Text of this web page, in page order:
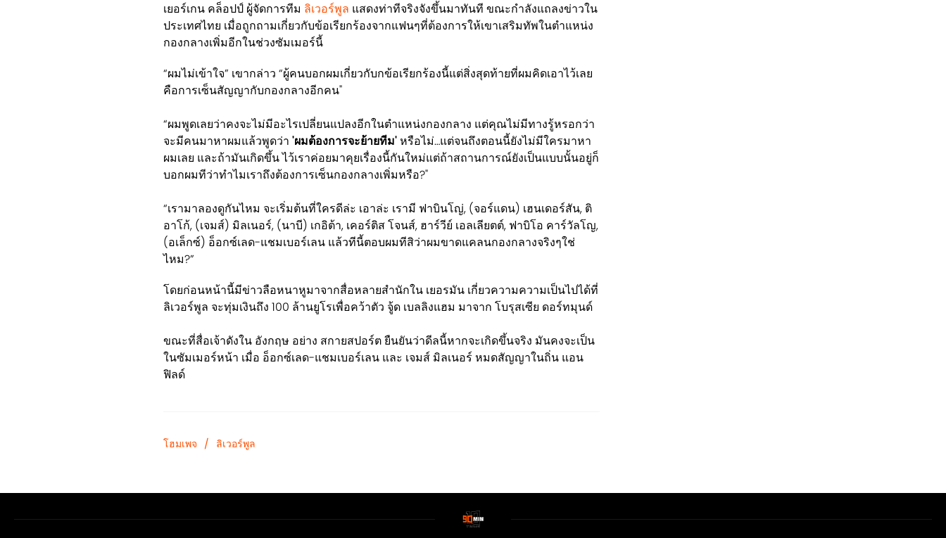
เยอร์เกน คล็อปป์ ผู้จัดการทีม ลิเวอร์พูล แสดงท่าทีจริงจังขึ้นมาทันที ขณะกำลังแถลงข่าวใน
ประเทศไทย เมื่อถูกถามเกี่ยวกับข้อเรียกร้องจากแฟนๆที่ต้องการให้เขาเสริมทัพในตำแหน่ง
กองกลางเพิ่มอีกในช่วงซัมเมอร์นี้
“ผมไม่เข้าใจ” เขากล่าว “ผู้คนบอกผมเกี่ยวกับกข้อเรียกร้องนี้แต่สิ่งสุดท้ายที่ผมคิดเอาไว้เลย
คือการเซ็นสัญญากับกองกลางอีกคน"
“ผมพูดเลยว่าคงจะไม่มีอะไรเปลี่ยนแปลงอีกในตำแหน่งกองกลาง แต่คุณไม่มีทางรู้หรอกว่า
จะมีคนมาหาผมแล้วพูดว่า 'ผมต้องการจะย้ายทีม'หรือไม่…แต่จนถึงตอนนี้ยังไม่มีใครมาหา
ผมเลย และถ้ามันเกิดขึ้น ไว้เราค่อยมาคุยเรื่องนี้กันใหม่แต่ถ้าสถานการณ์ยังเป็นแบบนั้นอยู่ก็
บอกผมทีว่าทำไมเราถึงต้องการเซ็นกองกลางเพิ่มหรือ?"
“เรามาลองดูกันไหม จะเริ่มต้นที่ใครดีล่ะ เอาล่ะ เรามี ฟาบินโญ่, (จอร์แดน) เฮนเดอร์สัน, ติ
อาโก้, (เจมส์) มิลเนอร์, (นาบี) เกอิต้า, เคอร์ติส โจนส์, ฮาร์วีย์ เอลเลียตต์, ฟาบิโอ คาร์วัลโญ,
(อเล็กซ์) อ็อกซ์เลด-แชมเบอร์เลน แล้วทีนี้ตอบผมทีสิว่าผมขาดแคลนกองกลางจริงๆใช่
ไหม?”
โดยก่อนหน้านี้มีข่าวลือหนาหูมาจากสื่อหลายสำนักใน เยอรมัน เกี่ยวความความเป็นไปได้ที่
ลิเวอร์พูล จะทุ่มเงินถึง 100 ล้านยูโรเพื่อคว้าตัว จู้ด เบลลิงแฮม มาจาก โบรุสเซีย ดอร์ทมุนด์
ขณะที่สื่อเจ้าดังใน อังกฤษ อย่าง สกายสปอร์ต ยืนยันว่าดีลนี้หากจะเกิดขึ้นจริง มันคงจะเป็น
ในซัมเมอร์หน้า เมื่อ อ็อกซ์เลด-แชมเบอร์เลน และ เจมส์ มิลเนอร์ หมดสัญญาในถิ่น แอน
ฟิลด์
โฮมเพจ / ลิเวอร์พูล